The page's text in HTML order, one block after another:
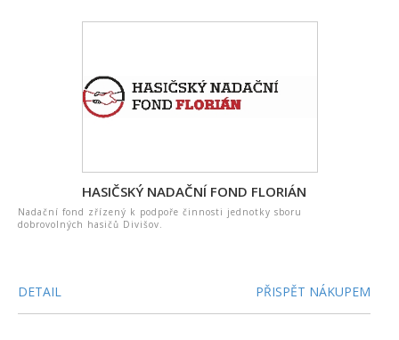
HASIČSKÝ NADAČNÍ FOND FLORIÁN
Nadační fond zřízený k podpoře činnosti jednotky sboru
dobrovolných hasičů Divišov.
DETAIL PŘISPĚT NÁKUPEM